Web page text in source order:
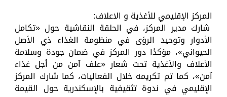
المركز الإقليمي للأغذية و الاعلاف:
شارك مدير المركز، في الحلقة النقاشية حول «تكامل
الأدوار وتوحيد الرؤى في منظومة الغذاء ذي الأصل
الحيواني»، مؤكدًا دور المركز في ضمان جودة وسلامة
الأعلاف والأغذية تحت شعار «علف آمن من أجل غذاء
آمن»، كما تم تكريمه خلال الفعاليات، كما شارك المركز
الإقليمي في ندوة تثقيفية بالإسكندرية حول القيمة